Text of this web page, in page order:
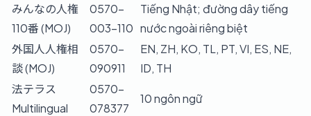
みんなの人権
110番 (MOJ)
0570-
003-110
Tiếng Nhật; đường dây tiếng
nước ngoài riêng biệt
外国人人権相
談 (MOJ)
0570-
090911
EN, ZH, KO, TL, PT, VI, ES, NE,
ID, TH
法テラス
Multilingual
0570-
078377
10 ngôn ngữ